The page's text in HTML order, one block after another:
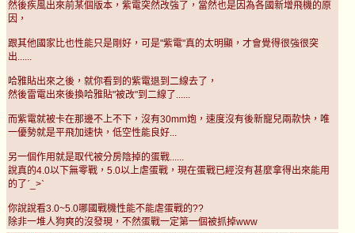
然後疾風出來前某個版本，紫電突然改強了，當然也是因為各國新增飛機的原
因，
跟其他國家比也性能只是剛好，可是"紫電"真的太明顯，才會覺得很強很突
出......
哈雅貼出來之後，就你看到的紫電退到二線去了，
然後雷電出來後換哈雅貼"被改"到二線了......
而紫電就被卡在那邊不上不下，沒有30mm炮，速度沒有後新寵兒兩款快，唯
一優勢就是平飛加速快，低空性能良好...
另一個作用就是取代被分房陰掉的蛋戰......
說真的4.0以下無零戰，5.0以上虐蛋戰，現在蛋戰已經沒有甚麼拿得出來能用
的了ˊ_>ˋ
你說說看3.0~5.0哪國戰機性能不能虐蛋戰的??
除非一堆人狗爽的沒發現，不然蛋戰一定第一個被抓掉www